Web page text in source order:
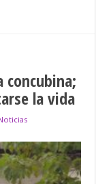
concubina;
la vida